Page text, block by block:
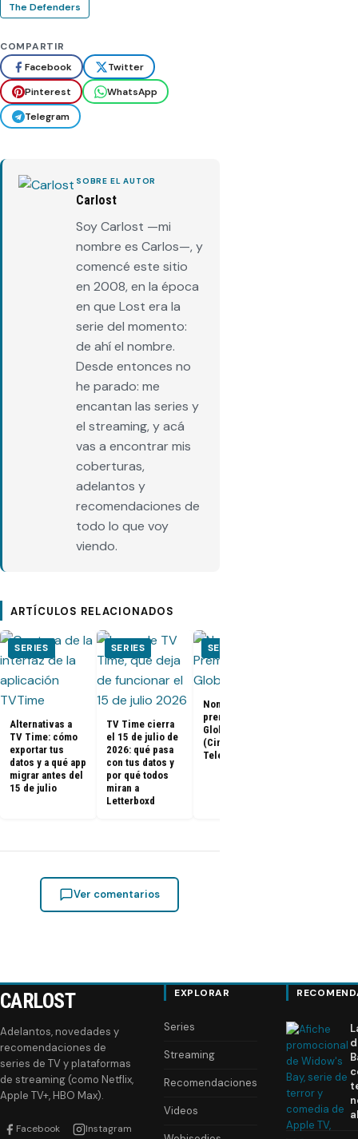
The Defenders
COMPARTIR
Facebook
Twitter
Pinterest
WhatsApp
Telegram
SOBRE EL AUTOR
Carlost
Soy Carlost —mi
nombre es Carlos—, y
comencé este sitio
en 2008, en la época
en que Lost era la
serie del momento:
de ahí el nombre.
Desde entonces no
he parado: me
encantan las series y
el streaming, y acá
vas a encontrar mis
coberturas,
adelantos y
recomendaciones de
todo lo que voy
viendo.
ARTÍCULOS RELACIONADOS
SERIES
Alternativas a
TV Time: cómo
exportar tus
datos y a qué app
migrar antes del
15 de julio
SERIES
TV Time cierra
el 15 de julio de
2026: qué pasa
con tus datos y
por qué todos
miran a
Letterboxd
SERIES
Nominados a los
premios Golden
Globes 2025
(Cine y
Televisión)
Ver comentarios
CARLOST
Adelantos, novedades y
recomendaciones de
series de TV y plataformas
de streaming (como Netflix,
Apple TV+, HBO Max).
Facebook Instagram
EXPLORAR
Series
Streaming
Recomendaciones
Videos